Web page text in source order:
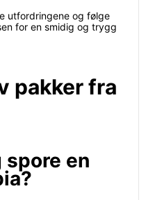
utfordringene og følge
for en smidig og trygg
pakker fra
spore en